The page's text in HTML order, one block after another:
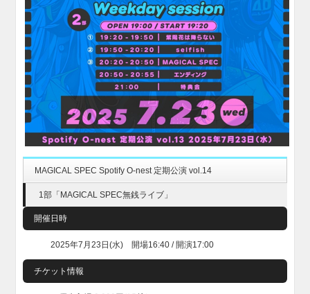
MAGICAL SPEC Spotify O-nest 定期公演 vol.14
1部「MAGICAL SPEC無銭ライブ」
開催日時
2025年7月23日(水) 開場16:40 / 開演17:00
チケット情報